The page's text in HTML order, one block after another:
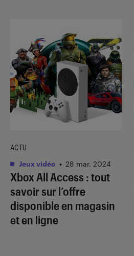
Xbox All Access : tout
savoir sur l’offre
disponible en magasin
et en ligne
ACTU
Jeux vidéo • 28 mar. 2024